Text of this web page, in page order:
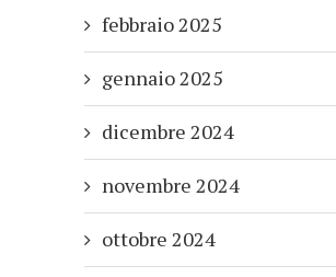
febbraio 2025
gennaio 2025
dicembre 2024
novembre 2024
ottobre 2024